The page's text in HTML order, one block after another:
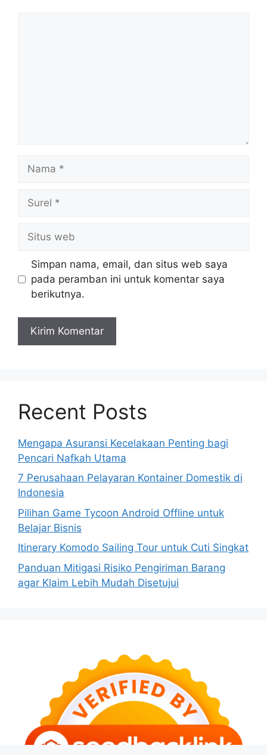
Nama
Surel
Situs
web
Simpan nama, email, dan situs web saya
pada peramban ini untuk komentar saya
berikutnya.
Recent Posts
Mengapa Asuransi Kecelakaan Penting bagi
Pencari Nafkah Utama
7 Perusahaan Pelayaran Kontainer Domestik di
Indonesia
Pilihan Game Tycoon Android Offline untuk
Belajar Bisnis
Itinerary Komodo Sailing Tour untuk Cuti Singkat
Panduan Mitigasi Risiko Pengiriman Barang
agar Klaim Lebih Mudah Disetujui